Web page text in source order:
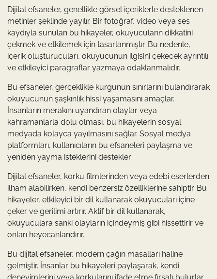
Dijital efsaneler, genellikle görsel içeriklerle desteklenen
metinler şeklinde yayılır. Bir fotoğraf, video veya ses
kaydıyla sunulan bu hikayeler, okuyucuların dikkatini
çekmek ve etkilemek için tasarlanmıştır. Bu nedenle,
içerik oluşturucuları, okuyucunun ilgisini çekecek ayrıntılı
ve etkileyici paragraflar yazmaya odaklanmalıdır.
Bu efsaneler, gerçeklikle kurgunun sınırlarını bulandırarak
okuyucunun şaşkınlık hissi yaşamasını amaçlar.
İnsanların merakını uyandıran olaylar veya
kahramanlarla dolu olması, bu hikayelerin sosyal
medyada kolayca yayılmasını sağlar. Sosyal medya
platformları, kullanıcıların bu efsaneleri paylaşma ve
yeniden yayma isteklerini destekler.
Dijital efsaneler, korku filmlerinden veya edebi eserlerden
ilham alabilirken, kendi benzersiz özelliklerine sahiptir. Bu
hikayeler, etkileyici bir dil kullanarak okuyucuları içine
çeker ve gerilimi artırır. Aktif bir dil kullanarak,
okuyuculara sanki olayların içindeymiş gibi hissettirir ve
onları heyecanlandırır.
Bu dijital efsaneler, modern çağın masalları haline
gelmiştir. İnsanlar bu hikayeleri paylaşarak, kendi